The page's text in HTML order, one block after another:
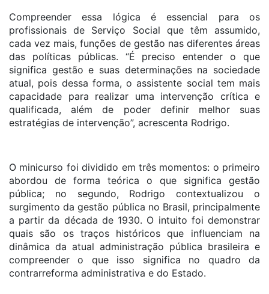
Compreender essa lógica é essencial para os
profissionais de Serviço Social que têm assumido,
cada vez mais, funções de gestão nas diferentes áreas
das políticas públicas. “É preciso entender o que
significa gestão e suas determinações na sociedade
atual, pois dessa forma, o assistente social tem mais
capacidade para realizar uma intervenção crítica e
qualificada, além de poder definir melhor suas
estratégias de intervenção”, acrescenta Rodrigo.
O minicurso foi dividido em três momentos: o primeiro
abordou de forma teórica o que significa gestão
pública; no segundo, Rodrigo contextualizou o
surgimento da gestão pública no Brasil, principalmente
a partir da década de 1930. O intuito foi demonstrar
quais são os traços históricos que influenciam na
dinâmica da atual administração pública brasileira e
compreender o que isso significa no quadro da
contrarreforma administrativa e do Estado.